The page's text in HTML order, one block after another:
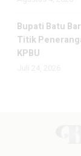
Bupati Batu
Titik
KPBU